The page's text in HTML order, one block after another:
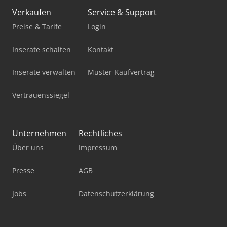
Hoflader
Jcb 220X Lc
Jcb 540-180
Lagun L 1600
Manitou Mt 420 H
Volvo Fh
Volvo Fh 16
Verkaufen
Preise & Tarife
Inserate schalten
Inserate verwalten
Vertrauenssiegel
Service & Support
Login
Kontakt
Muster-Kaufvertrag
Unternehmen
Über uns
Presse
Jobs
Rechtliches
Impressum
AGB
Datenschutzerklärung